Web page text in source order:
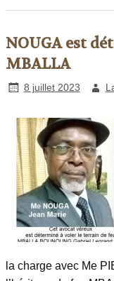
NOUGA est
MBALLA
8 juillet 2023
la charge avec Me